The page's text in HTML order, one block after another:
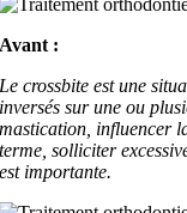
Avant :
Le crossbite est une
inversés sur une ou
mastication, influencer
terme, solliciter
est importante.